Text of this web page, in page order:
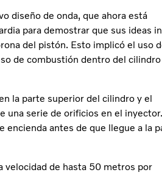
diseño de onda, que ahora está
para demostrar que sus ideas
del pistón. Esto implicó el uso
de combustión dentro del cilindro
la parte superior del cilindro y el
una serie de orificios en el
antes de que llegue a la
velocidad de hasta 50 metros por